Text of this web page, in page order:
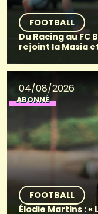
FOOTBALL
Du Racing au FC
rejoint la Masia
04/08/2026
ABONNÉ
FOOTBALL
Élodie Martins : «